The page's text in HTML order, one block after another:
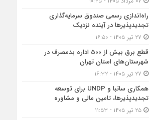
راه‌اندازی رسمی صندوق سرمایه‌گذاری
تجدیدپذیرها در آینده نزدیک
قطع برق بیش از 500 اداره بدمصرف در
شهرستان‌های استان تهران
همکاری ساتبا و UNDP برای توسعه
تجدیدپذیرها، تامین مالی و مشاوره
۲۵ تیر ۱۴۰۵ - ۱۱:۵۳